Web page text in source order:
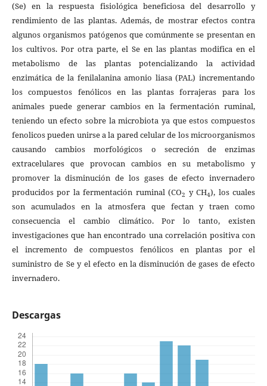
(Se) en la respuesta fisiológica beneficiosa del desarrollo y
rendimiento de las plantas. Además, de mostrar efectos contra
algunos organismos patógenos que comúnmente se presentan en
los cultivos. Por otra parte, el Se en las plantas modifica en el
metabolismo de las plantas potencializando la actividad
enzimática de la fenilalanina amonio liasa (PAL) incrementando
los compuestos fenólicos en las plantas forrajeras para los
animales puede generar cambios en la fermentación ruminal,
teniendo un efecto sobre la microbiota ya que estos compuestos
fenolicos pueden unirse a la pared celular de los microorganismos
causando cambios morfológicos o secreción de enzimas
extracelulares que provocan cambios en su metabolismo y
promover la disminución de los gases de efecto invernadero
producidos por la fermentación ruminal (CO2 y CH4), los cuales
son acumulados en la atmosfera que fectan y traen como
consecuencia el cambio climático. Por lo tanto, existen
investigaciones que han encontrado una correlación positiva con
el incremento de compuestos fenólicos en plantas por el
suministro de Se y el efecto en la disminución de gases de efecto
invernadero.
Descargas